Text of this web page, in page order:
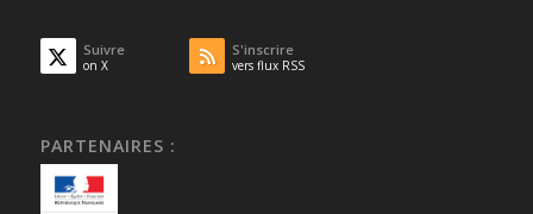
Suivre
on X
S'inscrire
vers flux RSS
PARTENAIRES :